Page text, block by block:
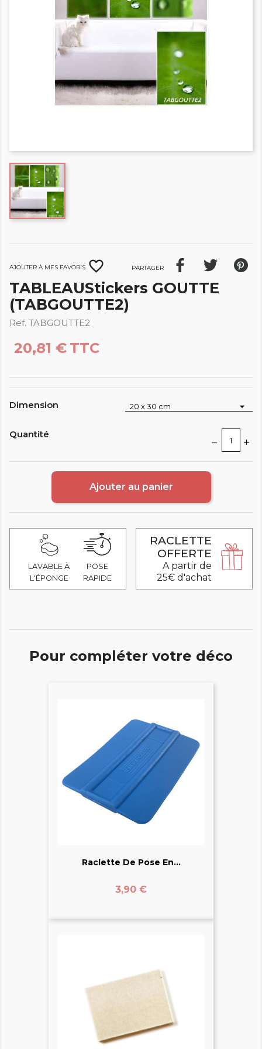
Ajouter à mes favoris favorite_border Partager
TABLEAUStickers GOUTTE
(TABGOUTTE2)
Ref. TABGOUTTE2
20,81 € TTC
Dimension
Quantité
Ajouter au panier
LAVABLE À
L'ÉPONGE
POSE
RAPIDE
RACLETTE
OFFERTE
A partir de
25€ d'achat
Pour compléter votre déco
Raclette De Pose En...
Prix
3,90 €